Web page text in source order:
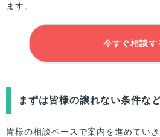
ます。
今すぐ相談す
まずは皆様の譲れない条件な
皆様の相談ベースで案内を進めていき